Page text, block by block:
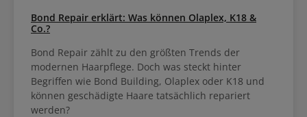
Bond Repair erklärt: Was können Olaplex, K18 &
Co.?
Bond Repair zählt zu den größten Trends der
modernen Haarpflege. Doch was steckt hinter
Begriffen wie Bond Building, Olaplex oder K18 und
können geschädigte Haare tatsächlich repariert
werden?